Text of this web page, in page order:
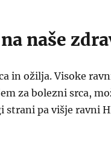
naše
in ožilja. Visoke
za bolezni srca,
strani pa višje ravni